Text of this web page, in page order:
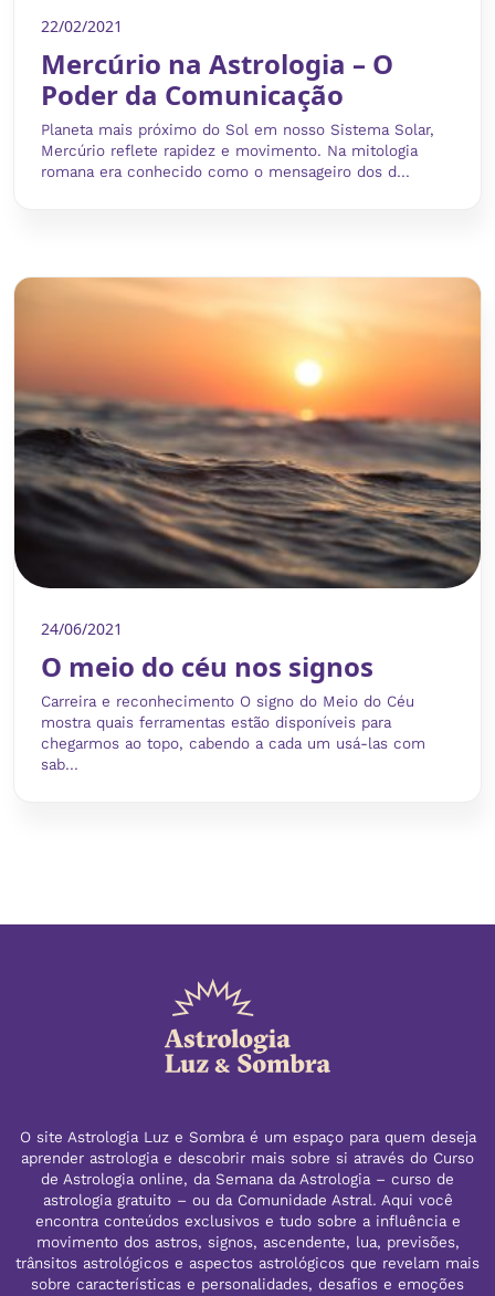
22/02/2021
Mercúrio na Astrologia – O
Poder da Comunicação
Planeta mais próximo do Sol em nosso Sistema Solar,
Mercúrio reflete rapidez e movimento. Na mitologia
romana era conhecido como o mensageiro dos d...
24/06/2021
O meio do céu nos signos
Carreira e reconhecimento O signo do Meio do Céu
mostra quais ferramentas estão disponíveis para
chegarmos ao topo, cabendo a cada um usá-las com
sab...
O site Astrologia Luz e Sombra é um espaço para quem deseja
aprender astrologia e descobrir mais sobre si através do Curso
de Astrologia online, da Semana da Astrologia – curso de
astrologia gratuito – ou da Comunidade Astral. Aqui você
encontra conteúdos exclusivos e tudo sobre a influência e
movimento dos astros, signos, ascendente, lua, previsões,
trânsitos astrológicos e aspectos astrológicos que revelam mais
sobre características e personalidades, desafios e emoções